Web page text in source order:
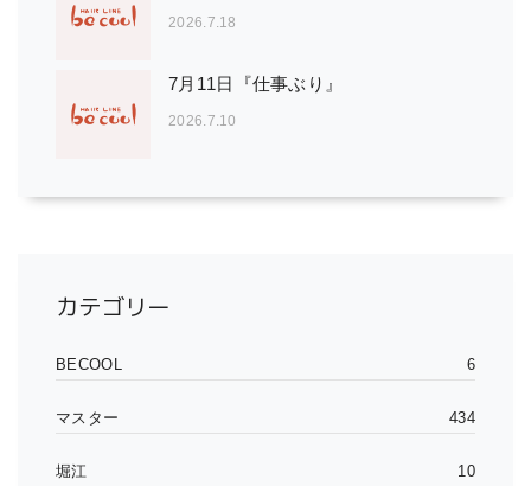
2026.7.18
7月11日『仕事ぶり』
2026.7.10
カテゴリー
BECOOL 6
マスター 434
堀江 10